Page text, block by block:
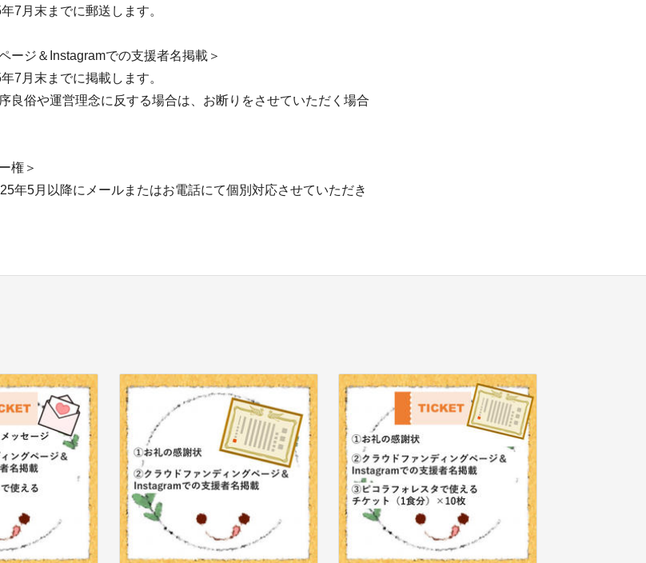
7月末までに郵送します。
ージ＆Instagramでの支援者名掲載＞
7月末までに掲載します。
良俗や運営理念に反する場合は、お断りをさせていただく場合
権＞
年5月以降にメールまたはお電話にて個別対応させていただき